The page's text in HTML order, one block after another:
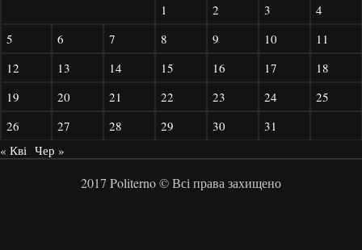
1 2 3
4
5
6 7 8 9 10
11
12
13 14 15 16 17
18
19
20 21 22 23 24
25
26
27 28 29 30
31
« Кві Чер »
2017 Politerno © Всі права захищено